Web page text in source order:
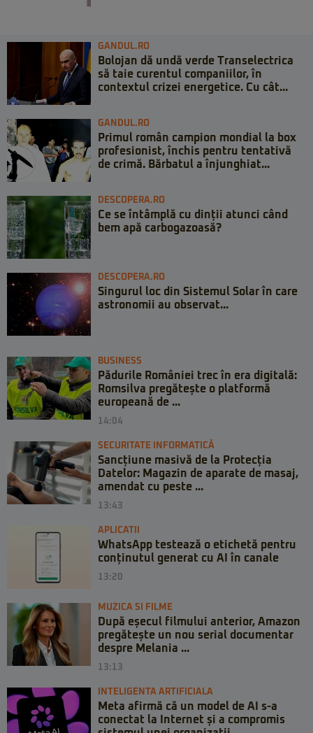
GANDUL.RO
Bolojan dă undă verde Transelectrica
să taie curentul companiilor, în
contextul crizei energetice. Cu cât...
GANDUL.RO
Primul român campion mondial la box
profesionist, închis pentru tentativă
de crimă. Bărbatul a înjunghiat...
DESCOPERA.RO
Ce se întâmplă cu dinții atunci când
bem apă carbogazoasă?
DESCOPERA.RO
Singurul loc din Sistemul Solar în care
astronomii au observat...
BUSINESS
Pădurile României trec în era digitală:
Romsilva pregătește o platformă
europeană de ...
14:04
SECURITATE INFORMATICĂ
Sancțiune masivă de la Protecția
Datelor: Magazin de aparate de masaj,
amendat cu peste ...
13:43
APLICATII
WhatsApp testează o etichetă pentru
conținutul generat cu AI în canale
13:20
MUZICA SI FILME
După eșecul filmului anterior, Amazon
pregătește un nou serial documentar
despre Melania ...
13:13
INTELIGENTA ARTIFICIALA
Meta afirmă că un model de AI s-a
conectat la Internet și a compromis